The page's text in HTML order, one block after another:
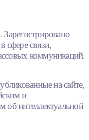
сфере связи,
коммуникаций.
на сайте,
и
об интеллектуальной